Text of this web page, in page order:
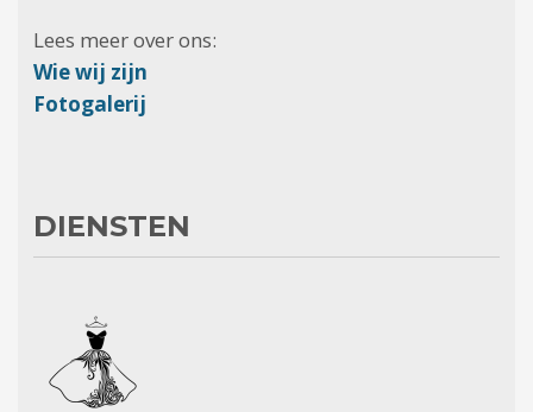
Lees meer over ons:
Wie wij zijn
Fotogalerij
DIENSTEN